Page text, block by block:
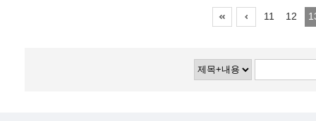
11 12